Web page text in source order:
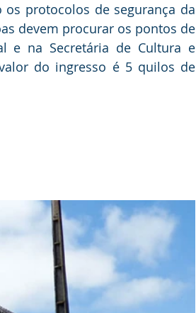
protocolos de segurança da
devem procurar os pontos de
e na Secretária de Cultura e
do ingresso é 5 quilos de